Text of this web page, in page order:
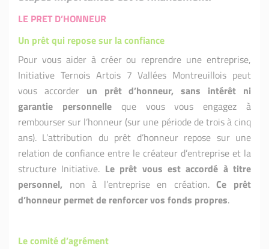
LE PRET D’HONNEUR
Un prêt qui repose sur la confiance
Pour vous aider à créer ou reprendre une entreprise,
Initiative Ternois Artois 7 Vallées Montreuillois peut
vous accorder un prêt d’honneur, sans intérêt ni
garantie personnelleque vous vous engagez à
rembourser sur l’honneur (sur une période de trois à cinq
ans). L’attribution du prêt d’honneur repose sur une
relation de confiance entre le créateur d’entreprise et la
structure Initiative. Le prêt vous est accordé à titre
personnel, non à l’entreprise en création.Ce prêt
d’honneur permet de renforcer vos fonds propres.
Le comité d’agrément